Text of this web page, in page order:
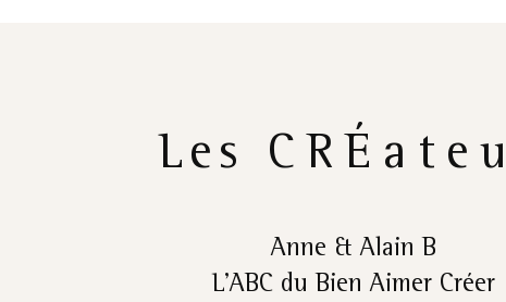
Les
Anne & Alain B
L’ABC du Bien Aimer Créer